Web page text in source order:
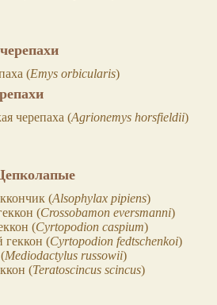
(Emys orbicularis)
черепаха (Agrionemys horsfieldii)
(Alsophylax pipiens)
(Crossobamon eversmanni)
(Cyrtopodion caspium)
геккон (Cyrtopodion fedtschenkoi)
Mediodactylus russowii)
(Teratoscincus scincus)